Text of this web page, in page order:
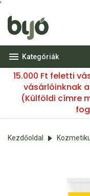
'
Kategóriák
15.000 Ft feletti
vásárlóinknak
(Külföldi címre
Kezdőoldal